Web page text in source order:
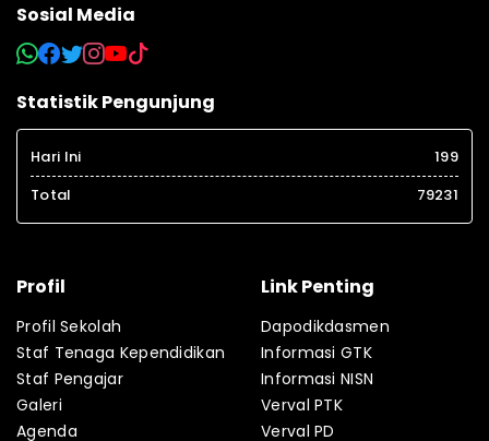
Sosial Media
Statistik Pengunjung
Hari Ini
199
Total
79231
Profil
Profil Sekolah
Staf Tenaga Kependidikan
Staf Pengajar
Galeri
Agenda
Link Penting
Dapodikdasmen
Informasi GTK
Informasi NISN
Verval PTK
Verval PD